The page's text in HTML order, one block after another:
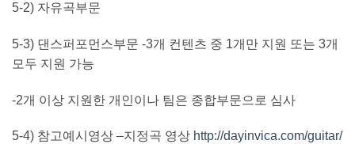
5-2) 자유곡부문
5-3) 댄스퍼포먼스부문 -3개 컨텐츠 중 1개만 지원 또는 3개
모두 지원 가능
-2개 이상 지원한 개인이나 팀은 종합부문으로 심사
5-4) 참고예시영상 –지정곡 영상 http://dayinvica.com/guitar/